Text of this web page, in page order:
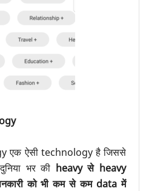
एक ऐसी technology है जिससे
भर की heavy से heavy
को भी कम से कम data में